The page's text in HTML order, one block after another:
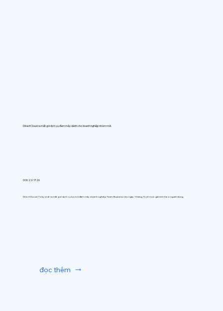
DirectCloud ra mắt gói dịch vụ đám mây dành cho doanh nghiệp nhóm mới.
0:00 22/7/26
DirectCloud (Tokyo) sẽ ra mắt gói dịch vụ lưu trữ đám mây doanh nghiệp Team Business vào ngày 1 tháng 9, với mức giá tính theo người dùng.
đọc thêm